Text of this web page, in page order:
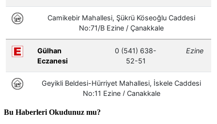
Bu Haberleri Okudunuz mu?